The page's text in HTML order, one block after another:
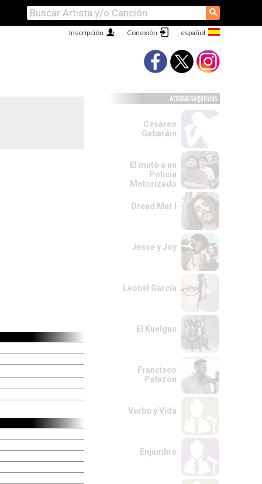
⚲
Conexión
Inscripción
Artistas Sugeridos
Cesáreo
Gabaráin
El mató a un
Policía
Motorizado
Dread Mar I
Jesse y Joy
Leonel García
El Kuelgue
Francisco
Palazón
Verbo y Vida
Enjambre